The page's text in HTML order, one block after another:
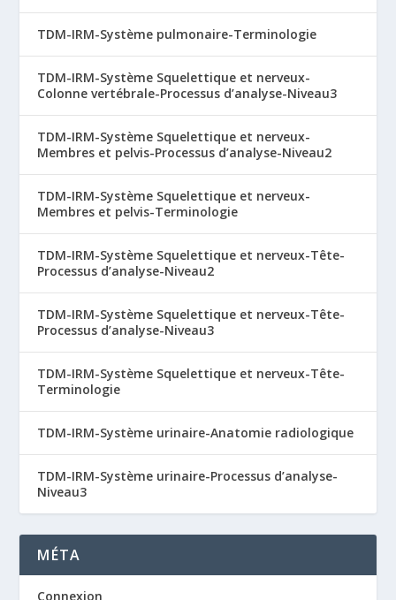
TDM-IRM-Système pulmonaire-Terminologie
TDM-IRM-Système Squelettique et nerveux-
Colonne vertébrale-Processus d’analyse-Niveau3
TDM-IRM-Système Squelettique et nerveux-
Membres et pelvis-Processus d’analyse-Niveau2
TDM-IRM-Système Squelettique et nerveux-
Membres et pelvis-Terminologie
TDM-IRM-Système Squelettique et nerveux-Tête-
Processus d’analyse-Niveau2
TDM-IRM-Système Squelettique et nerveux-Tête-
Processus d’analyse-Niveau3
TDM-IRM-Système Squelettique et nerveux-Tête-
Terminologie
TDM-IRM-Système urinaire-Anatomie radiologique
TDM-IRM-Système urinaire-Processus d’analyse-
Niveau3
MÉTA
Connexion